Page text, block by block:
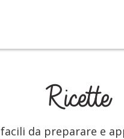
Ricette
da preparare e